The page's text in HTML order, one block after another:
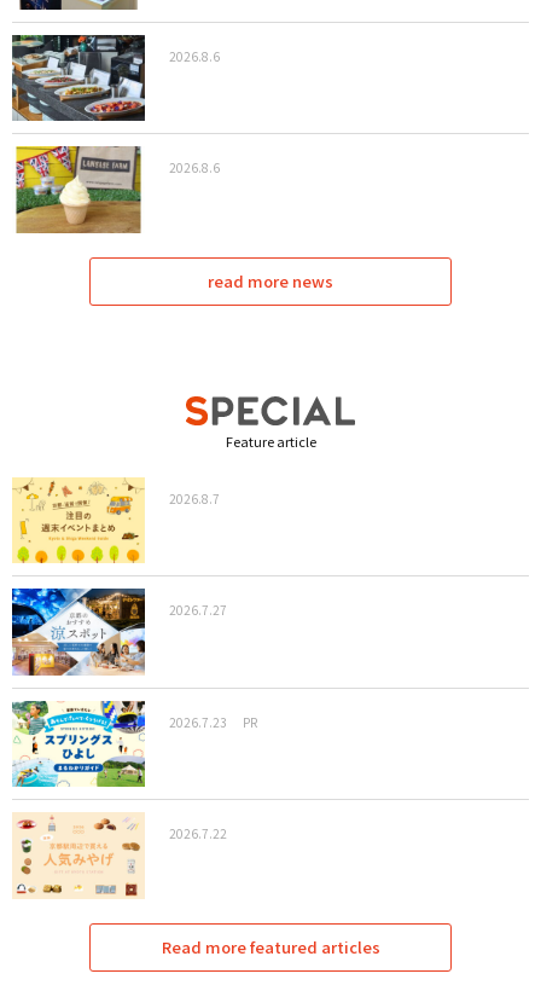
2026.8.6
2026.8.6
read more news
Feature article
2026.8.7
2026.7.27
2026.7.23 PR
2026.7.22
Read more featured articles